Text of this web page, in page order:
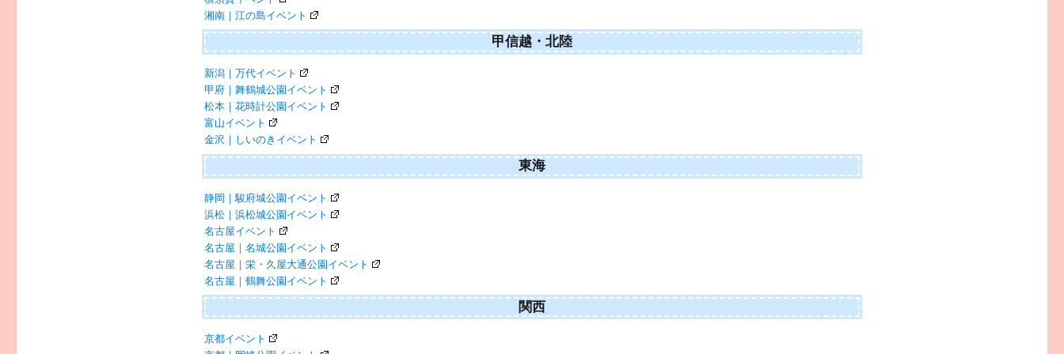
湘南｜江の島イベント
甲信越・北陸
新潟｜万代イベント
甲府｜舞鶴城公園イベント
松本｜花時計公園イベント
富山イベント
金沢｜しいのきイベント
東海
静岡｜駿府城公園イベント
浜松｜浜松城公園イベント
名古屋イベント
名古屋｜名城公園イベント
名古屋｜栄・久屋大通公園イベント
名古屋｜鶴舞公園イベント
関西
京都イベント